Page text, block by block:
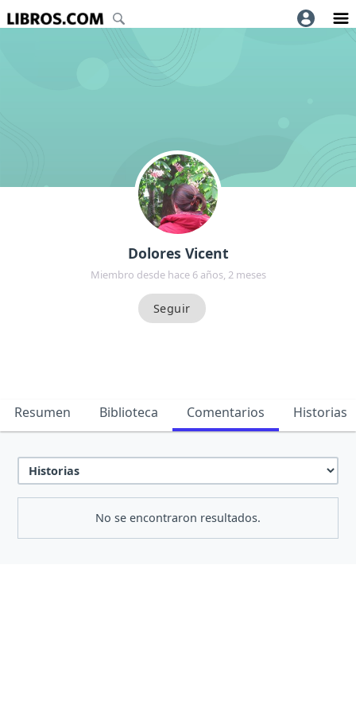
Dolores Vicent
Miembro desde hace 6 años, 2 meses
Resumen Biblioteca Comentarios Historias
No se encontraron resultados.